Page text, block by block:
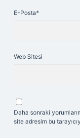
E-Posta*
Web Sitesi
Daha sonraki
site adresim bu